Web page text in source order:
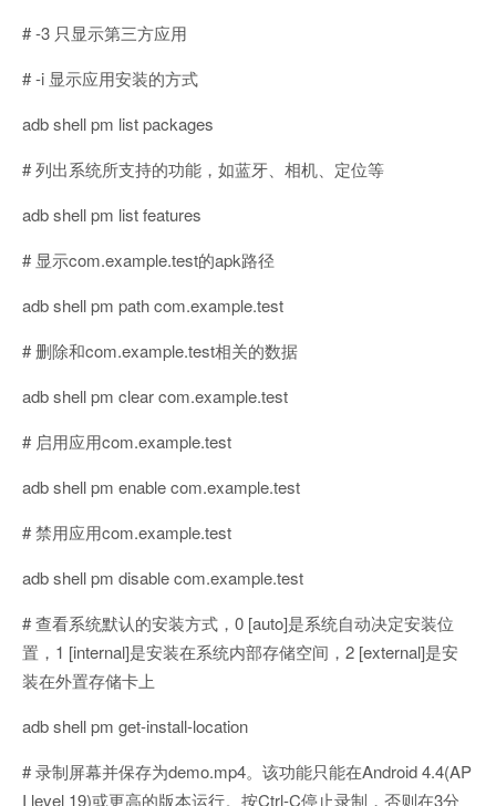
# -3 只显示第三方应用
# -i 显示应用安装的方式
adb shell pm list packages
# 列出系统所支持的功能，如蓝牙、相机、定位等
adb shell pm list features
# 显示com.example.test的apk路径
adb shell pm path com.example.test
# 删除和com.example.test相关的数据
adb shell pm clear com.example.test
# 启用应用com.example.test
adb shell pm enable com.example.test
# 禁用应用com.example.test
adb shell pm disable com.example.test
# 查看系统默认的安装方式，0 [auto]是系统自动决定安装位
置，1 [internal]是安装在系统内部存储空间，2 [external]是安
装在外置存储卡上
adb shell pm get-install-location
# 录制屏幕并保存为demo.mp4。该功能只能在Android 4.4(AP
I level 19)或更高的版本运行。按Ctrl-C停止录制，否则在3分